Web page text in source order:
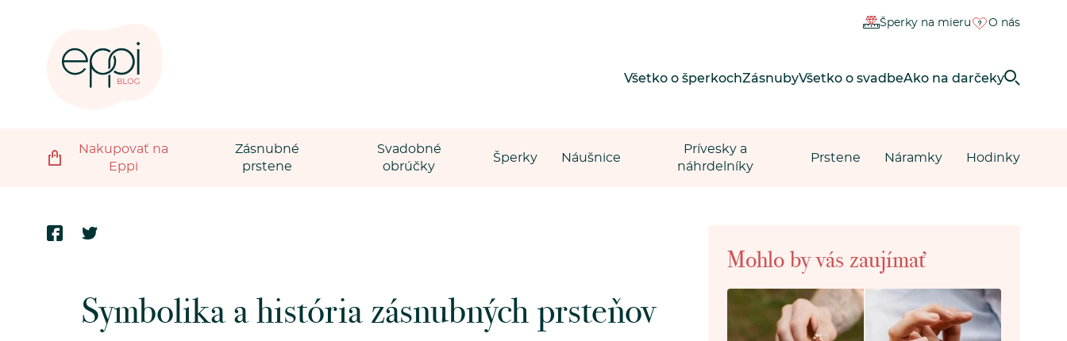
Šperky na mieru O nás
Všetko o šperkochZásnubyVšetko o svadbeAko na darčeky
Nakupovať na
Eppi
Zásnubné
prstene
Svadobné
obrúčky
Šperky Náušnice
Prívesky a
náhrdelníky
Prstene Náramky Hodinky
Symbolika a história zásnubných prsteňov
Mohlo by vás zaujímať